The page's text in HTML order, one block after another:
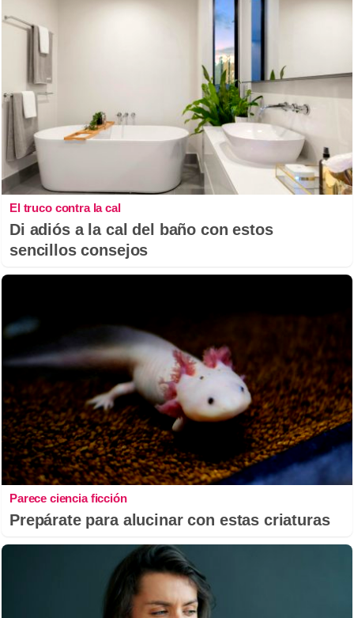
El truco contra la cal
Di adiós a la cal del baño con estos
sencillos consejos
Parece ciencia ficción
Prepárate para alucinar con estas criaturas